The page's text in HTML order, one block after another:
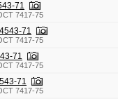
71
7417-75
71
7417-75
71
7417-75
71
7417-75